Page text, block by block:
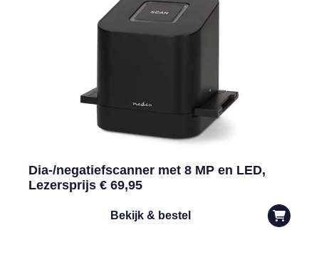
Dia-/negatiefscanner met 8 MP en LED,
Lezersprijs € 69,95
Bekijk & bestel